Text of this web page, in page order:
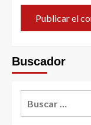
Buscador